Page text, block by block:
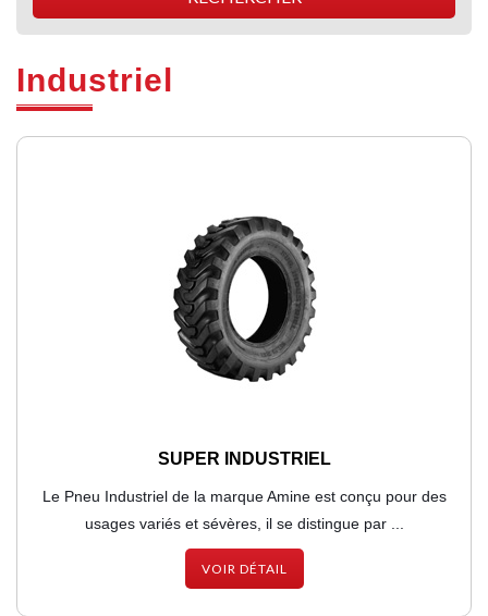
Industriel
SUPER INDUSTRIEL
Le Pneu Industriel de la marque Amine est conçu pour des
usages variés et sévères, il se distingue par ...
VOIR DÉTAIL